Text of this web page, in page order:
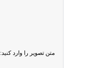
متن تصویر را وارد کنید: